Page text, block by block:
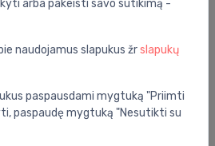
– patogus dušo priemonių
– blizgi, atspari įbrėžimams ir
arba pakeisti savo sutikimą -
naudojamus slapukus žrslapukų
paspausdami mygtuką "Priimti
paspaudę mygtuką "Nesutikti su